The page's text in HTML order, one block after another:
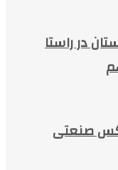
در راستا
صنعتی